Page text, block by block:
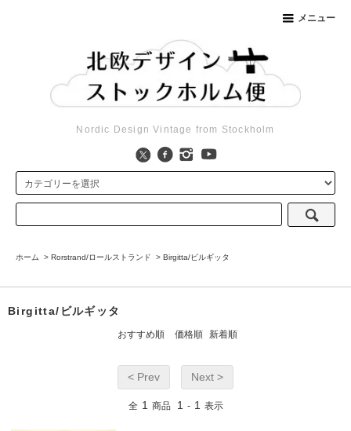
メニュー
Nordic Design Vintage from Stockholm
ホーム > Rorstrand/ロールストランド > Birgitta/ビルギッタ
Birgitta/ビルギッタ
おすすめ順 価格順 新着順
< Prev Next >
全 1 商品 1 - 1 表示